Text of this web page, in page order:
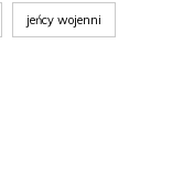
jeńcy wojenni